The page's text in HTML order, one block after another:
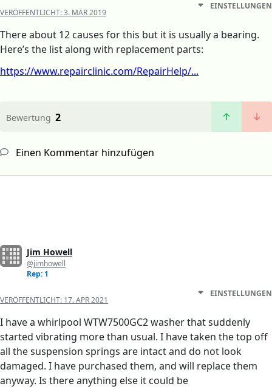
VERÖFFENTLICHT:3. MÄR 2019
EINSTELLUNGEN
There about 12 causes for this but it is usually a bearing.
Here’s the list along with replacement parts:
https://www.repairclinic.com/RepairHelp/...
Bewertung 2
Einen Kommentar hinzufügen
Jim Howell
@jimhowell
Rep: 1
VERÖFFENTLICHT: 17. APR 2021
EINSTELLUNGEN
I have a whirlpool WTW7500GC2 washer that suddenly
started vibrating more than usual. I have taken the top off
all the suspension springs are intact and do not look
damaged. I have purchased them, and will replace them
anyway. Is there anything else it could be